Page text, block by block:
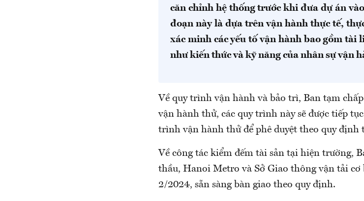
căn chỉnh hệ thống trước khi đưa dự án
đoạn này là dựa trên vận hành thực tế,
xác minh các yếu tố vận hành bao gồm tài
như kiến thức và kỹ năng của nhân sự vận
Về quy trình vận hành và bảo trì, Ban tạm
vận hành thử, các quy trình này sẽ được tiếp
trình vận hành thử để phê duyệt theo quy
Về công tác kiểm đếm tài sản tại hiện trường,
thầu, Hanoi Metro và Sở Giao thông vận tải
2/2024, sẵn sàng bàn giao theo quy định.